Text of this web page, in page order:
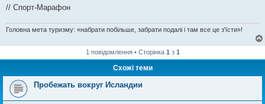
// Спорт-Марафон
Головна мета туризму: «набрати побільше, забрати подалі і там все це з'їсти»!
1 повідомлення • Сторінка 1 з 1
Схожі теми
Пробежать вокруг Исландии